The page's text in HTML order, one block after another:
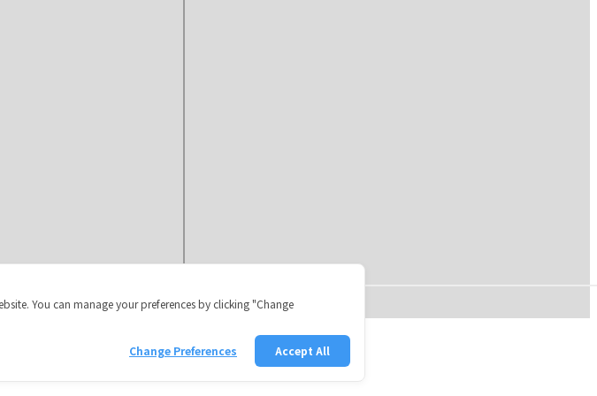
You can manage your preferences by clicking "Change
Accept All
Change Preferences